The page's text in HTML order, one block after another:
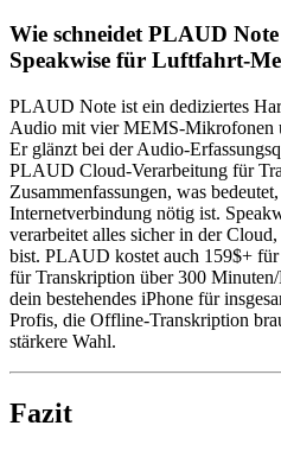
Wie schneidet PLAUD
Speakwise für Luftfahrt-
PLAUD Note ist ein dediziertes
Audio mit vier MEMS-Mikrofonen
Er glänzt bei der Audio-
PLAUD Cloud-Verarbeitung für
Zusammenfassungen, was
Internetverbindung nötig ist.
verarbeitet alles sicher in der
bist. PLAUD kostet auch 159$+
für Transkription über 300
dein bestehendes iPhone für
Profis, die Offline-Transkription
stärkere Wahl.
Fazit